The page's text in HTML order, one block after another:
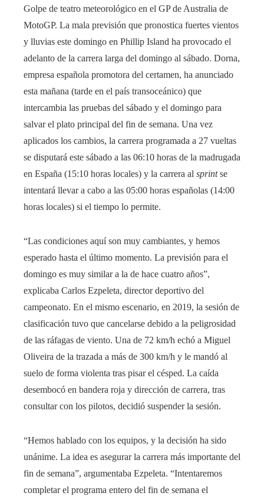
Golpe de teatro meteorológico en el GP de Australia de
MotoGP. La mala previsión que pronostica fuertes vientos
y lluvias este domingo en Phillip Island ha provocado el
adelanto de la carrera larga del domingo al sábado. Dorna,
empresa española promotora del certamen, ha anunciado
esta mañana (tarde en el país transoceánico) que
intercambia las pruebas del sábado y el domingo para
salvar el plato principal del fin de semana. Una vez
aplicados los cambios, la carrera programada a 27 vueltas
se disputará este sábado a las 06:10 horas de la madrugada
en España (15:10 horas locales) y la carrera al sprintse
intentará llevar a cabo a las 05:00 horas españolas (14:00
horas locales) si el tiempo lo permite.
“Las condiciones aquí son muy cambiantes, y hemos
esperado hasta el último momento. La previsión para el
domingo es muy similar a la de hace cuatro años”,
explicaba Carlos Ezpeleta, director deportivo del
campeonato. En el mismo escenario, en 2019, la sesión de
clasificación tuvo que cancelarse debido a la peligrosidad
de las ráfagas de viento. Una de 72 km/h echó a Miguel
Oliveira de la trazada a más de 300 km/h y le mandó al
suelo de forma violenta tras pisar el césped. La caída
desembocó en bandera roja y dirección de carrera, tras
consultar con los pilotos, decidió suspender la sesión.
“Hemos hablado con los equipos, y la decisión ha sido
unánime. La idea es asegurar la carrera más importante del
fin de semana”, argumentaba Ezpeleta. “Intentaremos
completar el programa entero del fin de semana el